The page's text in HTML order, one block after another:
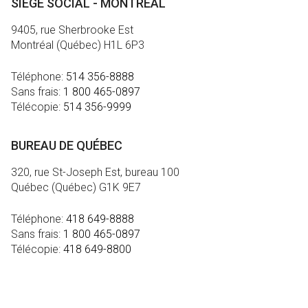
SIÈGE SOCIAL - MONTRÉAL
9405, rue Sherbrooke Est
Montréal (Québec) H1L 6P3
Téléphone: 514 356-8888
Sans frais: 1 800 465-0897
Télécopie: 514 356-9999
BUREAU DE QUÉBEC
320, rue St-Joseph Est, bureau 100
Québec (Québec) G1K 9E7
Téléphone: 418 649-8888
Sans frais: 1 800 465-0897
Télécopie: 418 649-8800